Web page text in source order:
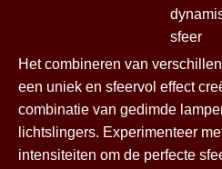
sfeer
Het combineren van
een uniek en sfeervol effect
combinatie van gedimde
lichtslingers. Experimenteer
intensiteiten om de perfecte